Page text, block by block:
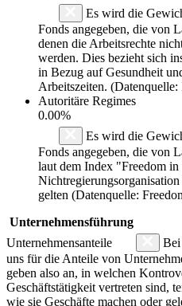
Es wird die
Fonds angegeben, die von
denen die Arbeitsrechte
werden. Dies bezieht sich
in Bezug auf Gesundheit
Arbeitszeiten. (Datenquelle:
Autoritäre Regimes
0.00%
Es wird die
Fonds angegeben, die von
laut dem Index "Freedom
gelten (Datenquelle:
Unternehmensführung
Unternehmensanteile
Bei
uns für die Anteile von
geben also an, in welchen
Geschäftstätigkeit vertreten sind,
wie sie Geschäfte machen oder